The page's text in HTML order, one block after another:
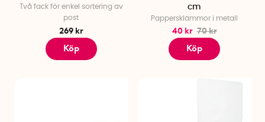
Två fack för enkel sortering av
post
269 kr
Köp
cm
Pappersklämmor i metall
40 kr 70 kr
Köp